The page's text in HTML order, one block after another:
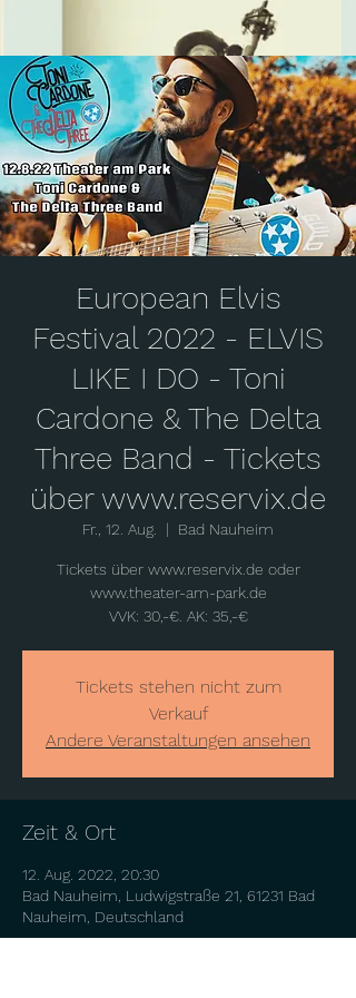
European Elvis
Festival 2022 - ELVIS
LIKE I DO - Toni
Cardone & The Delta
Three Band - Tickets
über www.reservix.de
Fr., 12. Aug.
  |
Bad Nauheim
Tickets über www.reservix.de oder
www.theater-am-park.de
VVK: 30,-€. AK: 35,-€
Tickets stehen nicht zum
Verkauf
Andere Veranstaltungen ansehen
Zeit & Ort
12. Aug. 2022, 20:30
Bad Nauheim, Ludwigstraße 21, 61231 Bad
Nauheim, Deutschland